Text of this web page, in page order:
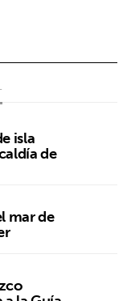
isla
de
mar de